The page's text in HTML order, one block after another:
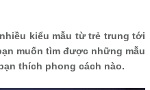
kiểu mẫu từ trẻ trung tới
muốn tìm được những mẫu
thích phong cách nào.